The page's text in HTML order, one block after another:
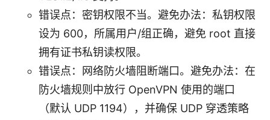
错误点：密钥权限不当。避免办法：私钥权限
设为 600，所属用户/组正确，避免 root 直接
拥有证书私钥读权限。
错误点：网络防火墙阻断端口。避免办法：在
防火墙规则中放行 OpenVPN 使用的端口
（默认 UDP 1194），并确保 UDP 穿透策略